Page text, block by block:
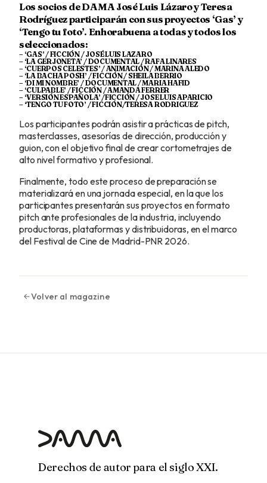
Los socios de DAMA José Luis Lázaro y Teresa
Rodríguez participarán con sus proyectos ‘Gas’ y
‘Tengo tu foto’. Enhorabuena a todas y todos los
seleccionados:
– ‘GAS’ / FICCIÓN / JOSÉ LUIS LAZARO
– ‘LA GERJONETA’ / DOCUMENTAL / RAFA LINARES
– ‘CUERPOS CELESTES’ / ANIMACIÓN / MARINA ALEDO
– ‘LA BACHA POSH’ / FICCIÓN / SHEILA BERRIO
– ‘DI MI NOMBRE’ / DOCUMENTAL / MARIA HAFID
– ‘CULPABLE’ / FICCIÓN / AMANDA FERRER
– ‘VERSIÓN ESPAÑOLA’ /FICCIÓN / JOSE LUIS APARICIO
– ‘TENGO TU FOTO’ / FICCIÓN/TERESA RODRIGUEZ
Los participantes podrán asistir a prácticas de pitch,
masterclasses, asesorías de dirección, producción y
guion, con el objetivo final de crear cortometrajes de
alto nivel formativo y profesional.
Finalmente, todo este proceso de preparación se
materializará en una jornada especial, en la que los
participantes presentarán sus proyectos en formato
pitch ante profesionales de la industria, incluyendo
productoras, plataformas y distribuidoras, en el marco
del Festival de Cine de Madrid-PNR 2026.
Volver al magazine
Derechos de autor para el siglo XXI.